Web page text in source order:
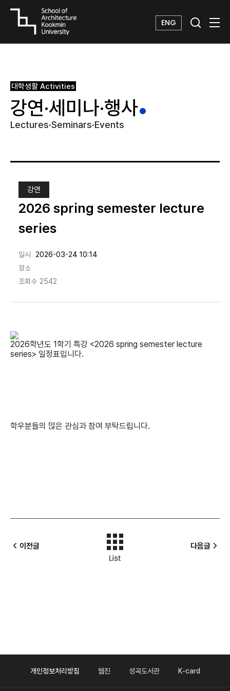
ENG
대학생활 Activities
강연·세미나·행사
Lectures·Seminars·Events
강연
2026 spring semester lecture
series
일시
2026-03-24 10:14
장소
조회수 2542
2026학년도 1학기 특강 <2026 spring semester lecture
series> 일정표입니다.
학우분들의 많은 관심과 참여 부탁드립니다.
이전글 다음글
개인정보처리방침 웹진 성곡도서관 K-card